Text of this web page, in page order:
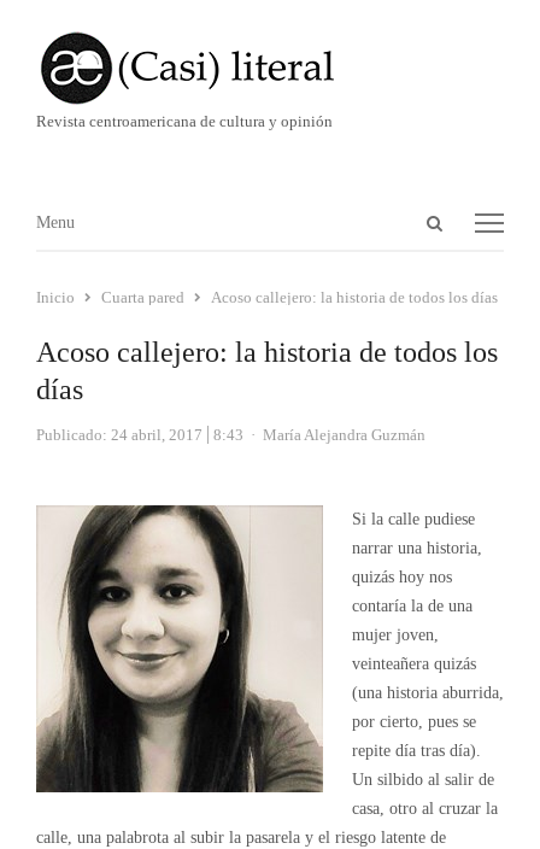
Revista centroamericana de cultura y opinión
Abrir
búsqueda
Menú
Menu
Inicio Cuarta pared Acoso callejero: la historia de todos los días
Acoso callejero: la historia de todos los
días
Publicado: 24 abril, 2017 8:43 Autor
María Alejandra Guzmán
Si la calle pudiese
narrar una historia,
quizás hoy nos
contaría la de una
mujer joven,
veinteañera quizás
(una historia aburrida,
por cierto, pues se
repite día tras día).
Un silbido al salir de
casa, otro al cruzar la
calle, una palabrota al subir la pasarela y el riesgo latente de